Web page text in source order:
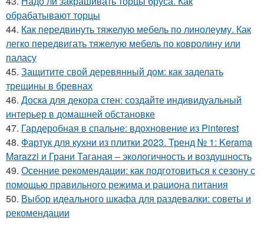
обрабатывают торцы
44. Как передвинуть тяжелую мебель по линолеуму. Как
легко передвигать тяжелую мебель по ковролину или
паласу
45. Защитите свой деревянный дом: как заделать
трещины в бревнах
46. Доска для декора стен: создайте индивидуальный
интерьер в домашней обстановке
47. Гардеробная в спальне: вдохновение из Pinterest
48. Фартук для кухни из плитки 2023. Тренд № 1: Kerama
Marazzi и Грани Таганая – экологичность и воздушность
49. Осенние рекомендации: как подготовиться к сезону с
помощью правильного режима и рациона питания
50. Выбор идеального шкафа для раздевалки: советы и
рекомендации